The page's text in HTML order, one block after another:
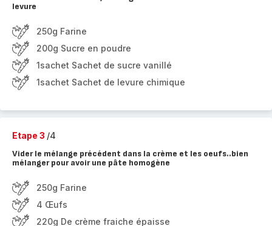
levure
250g Farine
200g Sucre en poudre
1sachet Sachet de sucre vanillé
1sachet Sachet de levure chimique
Etape 3 /4
Vider le mélange précédent dans la crème et les oeufs..bien
mélanger pour avoir une pâte homogène
250g Farine
4 Œufs
220g De crème fraiche épaisse